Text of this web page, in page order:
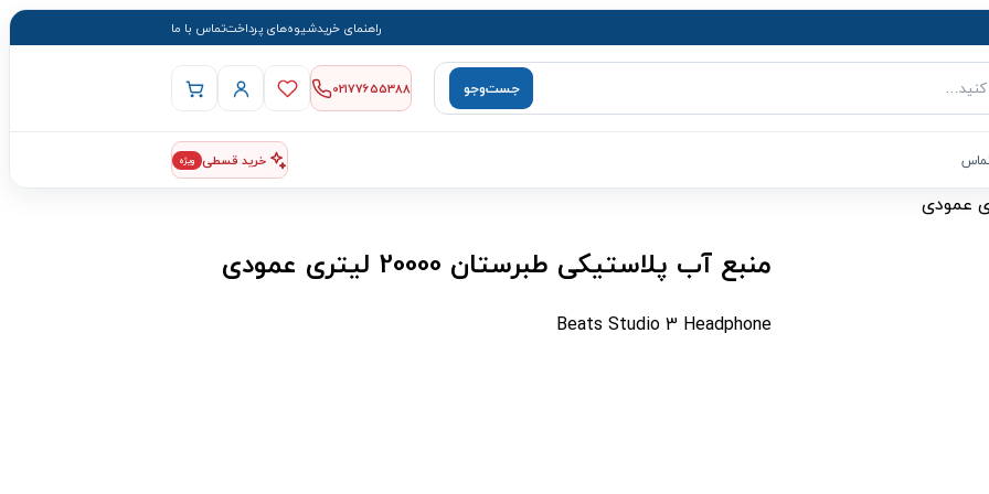
راهنمای خریدشیوه‌های پرداختتماس با ما
جست‌وجو 02177655388
خرید قسطی ویژه
منبع آب پلاستیکی طبرستان 20000 لیتری عمودی
Beats Studio 3 Headphone